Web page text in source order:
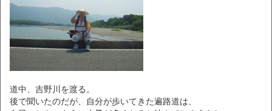
道中、吉野川を渡る。
後で聞いたのだが、自分が歩いてきた遍路道は、